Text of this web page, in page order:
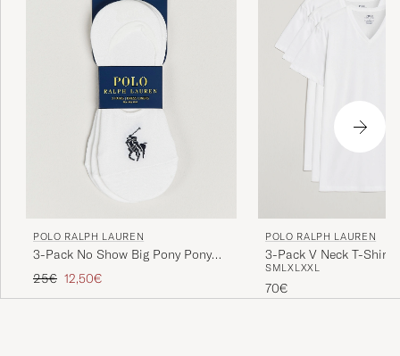
POLO RALPH LAUREN
3-Pack No Show Big Pony Pony
Socks White
Reguliere prijs
25€ Verlaagd prijs
12,50€
POLO RALPH LAUREN
3-Pack V Neck T-Shirt
SMLXLXXL
70€